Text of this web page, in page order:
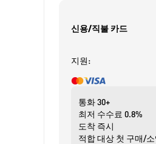
신용/직불 카드
지원:
통화30+
최저 수수료 0.8%
도착 즉시
적합 대상 첫 구매/소